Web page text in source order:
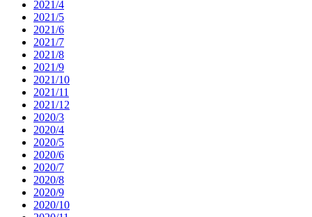
2021/4
2021/5
2021/6
2021/7
2021/8
2021/9
2021/10
2021/11
2021/12
2020/3
2020/4
2020/5
2020/6
2020/7
2020/8
2020/9
2020/10